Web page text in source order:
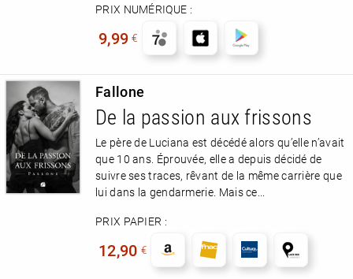
PRIX NUMÉRIQUE :
9,99 €
Fallone
De la passion aux frissons
Le père de Luciana est décédé alors qu’elle n’avait
que 10 ans. Éprouvée, elle a depuis décidé de
suivre ses traces, rêvant de la même carrière que
lui dans la gendarmerie. Mais ce...
PRIX PAPIER :
12,90 €